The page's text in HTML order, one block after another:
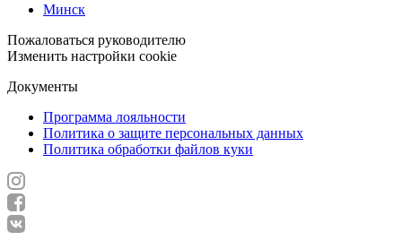
Минск
Пожаловаться руководителю
Изменить настройки cookie
Документы
Программа лояльности
Политика о защите персональных данных
Политика обработки файлов куки